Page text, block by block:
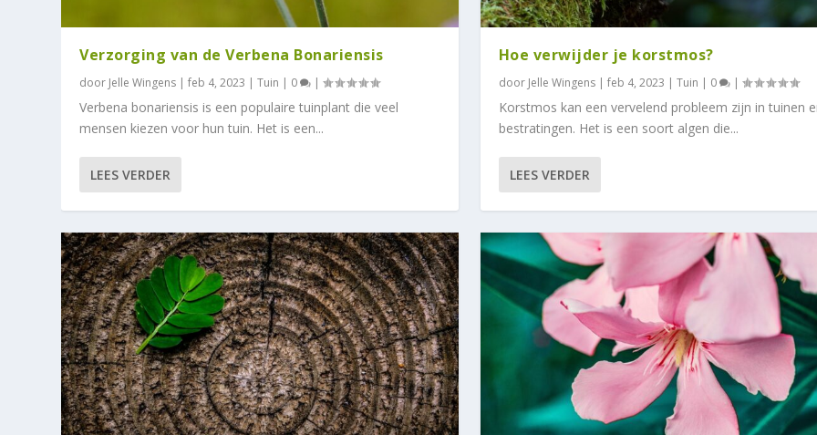
Verzorging van de Verbena Bonariensis
door Jelle Wingens |feb 4, 2023 |Tuin | 0 |
Verbena bonariensis is een populaire tuinplant die veel
mensen kiezen voor hun tuin. Het is een...
LEES VERDER
Hoe verwijder je korstmos?
door Jelle Wingens| feb 4, 2023 | Tuin | 0 |
Korstmos kan een vervelend probleem zijn in tuinen
bestratingen. Het is een soort algen die...
LEES VERDER